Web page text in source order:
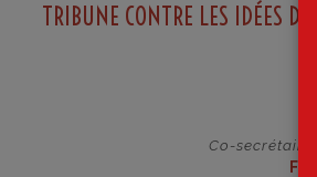
TRIBUNE CONTRE LES IDÉES
Co-secrétaire